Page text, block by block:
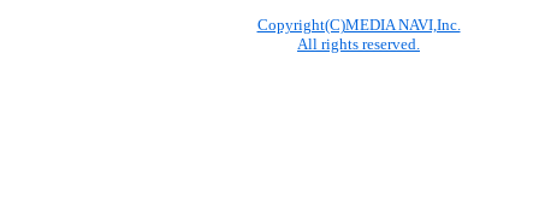
Copyright(C)MEDIA NAVI,Inc.
All rights reserved.